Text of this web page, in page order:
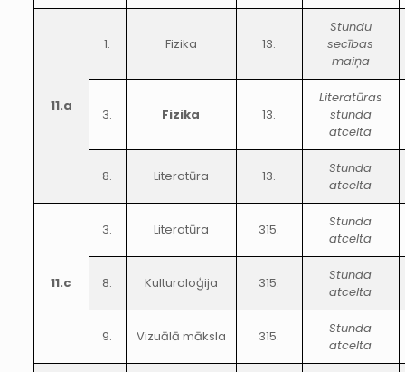
11.a
1. Fizika 13.
Stundu
secības
maiņa
3. Fizika 13.
Literatūras
stunda
atcelta
8. Literatūra 13.
Stunda
atcelta
11.c
3. Literatūra 315.
Stunda
atcelta
8. Kulturoloģija 315.
Stunda
atcelta
9. Vizuālā māksla 315.
Stunda
atcelta